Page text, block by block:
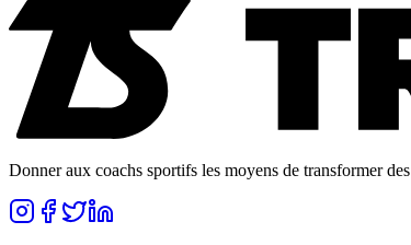
Donner aux coachs sportifs les moyens de transformer